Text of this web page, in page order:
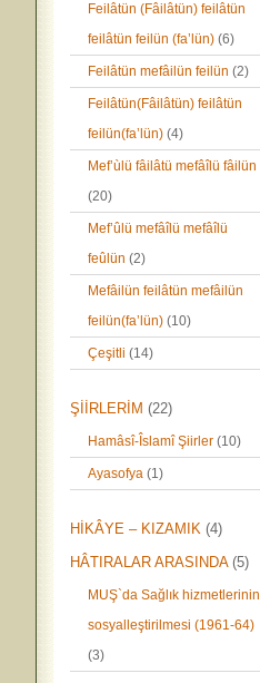
Feilâtün (Fâilâtün) feilâtün
feilâtün feilün (fa’lün) (6)
Feilâtün mefâilün feilün (2)
Feilâtün(Fâilâtün) feilâtün
feilün(fa’lün) (4)
Mef’ùlü fâilâtü mefâîlü fâilün
(20)
Mef’ûlü mefâîlü mefâîlü
feûlün (2)
Mefâilün feilâtün mefâilün
feilün(fa’lün) (10)
Çeşitli (14)
ŞİİRLERİM (22)
Hamâsî-Îslamî Şiirler (10)
Ayasofya (1)
HİKÂYE – KIZAMIK (4)
HÂTIRALAR ARASINDA(5)
MUŞ`da Sağlık hizmetlerinin
sosyalleştirilmesi (1961-64)
(3)